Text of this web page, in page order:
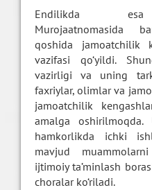
Endilikda esa
Murojaatnomasida
qoshida jamoatchilik
vazifasi qo‘yildi.
vazirligi va uning
faxriylar, olimlar va
jamoatchilik
amalga oshirilmoqda.
hamkorlikda ichki
mavjud
ijtimoiy ta’minlash
choralar ko‘riladi.